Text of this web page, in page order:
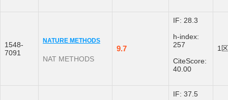
1548-
7091
NATURE METHODS
NAT METHODS
9.7
IF: 28.3
h-index:
257
CiteScore:
40.00
1区
IF: 37.5